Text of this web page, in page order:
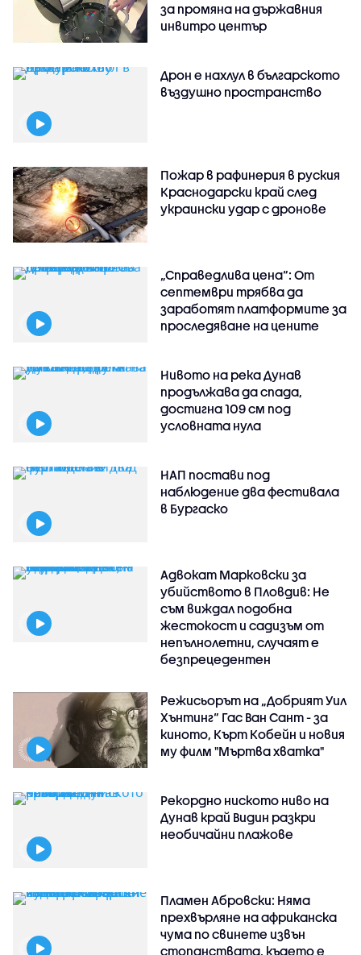
за промяна на държавния
инвитро център
Дрон е нахлул в българското
въздушно пространство
Пожар в рафинерия в руския
Краснодарски край след
украински удар с дронове
„Справедлива цена“: От
септември трябва да
заработят платформите за
проследяване на цените
Нивото на река Дунав
продължава да спада,
достигна 109 см под
условната нула
НАП постави под
наблюдение два фестивала
в Бургаско
Адвокат Марковски за
убийството в Пловдив: Не
съм виждал подобна
жестокост и садизъм от
непълнолетни, случаят е
безпрецедентен
Режисьорът на „Добрият Уил
Хънтинг“ Гас Ван Сант - за
киното, Кърт Кобейн и новия
му филм "Мъртва хватка"
Рекордно ниското ниво на
Дунав край Видин разкри
необичайни плажове
Пламен Абровски: Няма
прехвърляне на африканска
чума по свинете извън
стопанствата, където е